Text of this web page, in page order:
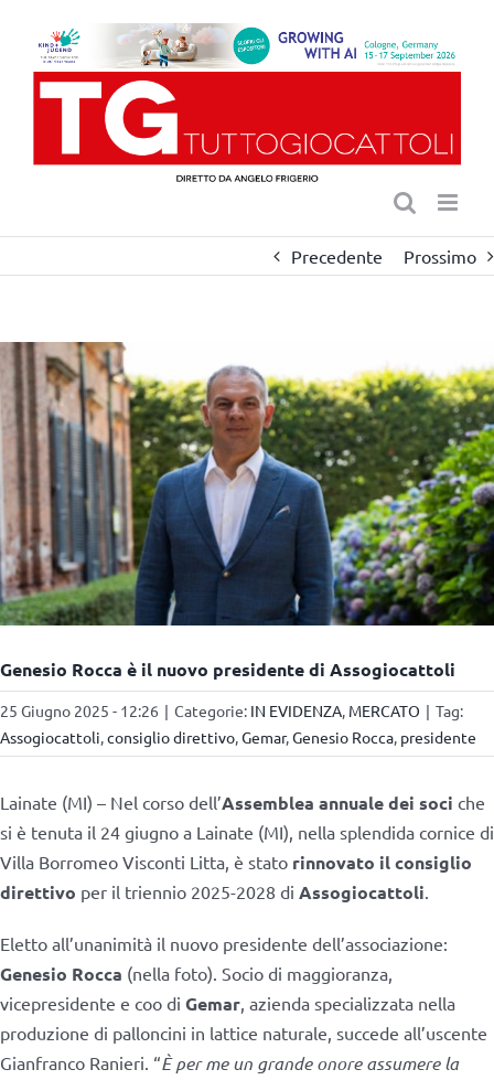
contenuto
Precedente Prossimo
Genesio Rocca è il nuovo presidente di Assogiocattoli
25 Giugno 2025 - 12:26 | Categorie: IN EVIDENZA, MERCATO | Tag:
Assogiocattoli,consiglio direttivo,Gemar,Genesio Rocca, presidente
Lainate (MI) – Nel corso dell’Assemblea annuale dei soci che
si è tenuta il 24 giugno a Lainate (MI), nella splendida cornice di
Villa Borromeo Visconti Litta, è stato rinnovato il consiglio
direttivo per il triennio 2025-2028 di Assogiocattoli.
Eletto all’unanimità il nuovo presidente dell’associazione:
Genesio Rocca (nella foto). Socio di maggioranza,
vicepresidente e coo di Gemar, azienda specializzata nella
produzione di palloncini in lattice naturale, succede all’uscente
Gianfranco Ranieri. “È per me un grande onore assumere la